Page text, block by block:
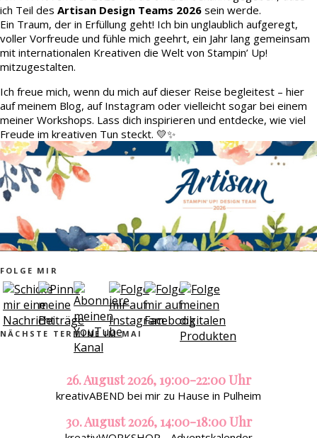
ich Teil des Artisan Design Teams 2026 sein werde.
Ein Traum, der in Erfüllung geht! Ich bin unglaublich aufgeregt,
voller Vorfreude und fühle mich geehrt, ein Jahr lang gemeinsam
mit internationalen Kreativen die Welt von Stampin’ Up!
mitzugestalten.
Ich freue mich, wenn du mich auf dieser Reise begleitest – hier
auf meinem Blog, auf Instagram oder vielleicht sogar bei einem
meiner Workshops. Lass dich inspirieren und entdecke, wie viel
Freude im kreativen Tun steckt. 💛✨
FOLGE MIR
NÄCHSTE TERMINE IM MAI
26. August 2026, 19:00-22:00 Uhr
kreativABEND bei mir zu Hause in Pulheim
30. August 2026, 14:00-18:00 Uhr